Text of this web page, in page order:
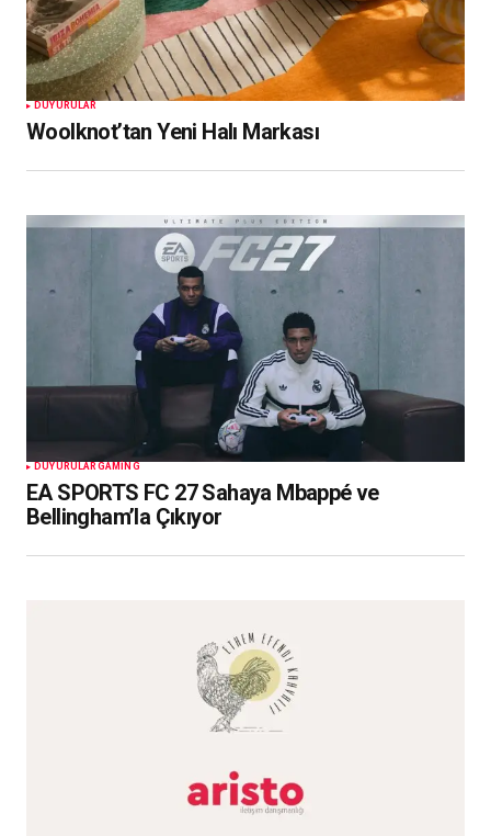
DUYURULAR
Woolknot’tan Yeni Halı Markası
DUYURULAR GAMING
EA SPORTS FC 27 Sahaya Mbappé ve
Bellingham’la Çıkıyor